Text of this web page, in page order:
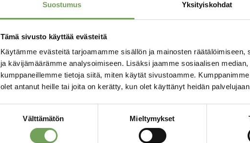
Suostumus Yksityiskohdat
Tämä sivusto käyttää evästeitä
Käytämme evästeitä tarjoamamme sisällön ja mainosten
ja kävijämäärämme analysoimiseen. Lisäksi jaamme sosiaalisen
kumppaneillemme tietoja siitä, miten käytät sivustoamme.
olet antanut heille tai joita on kerätty, kun olet käyttänyt heidän
Välttämätön Mieltymykset